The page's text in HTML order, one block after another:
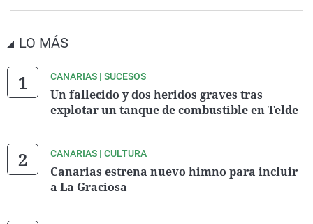
LO MÁS
CANARIAS | SUCESOS
Un fallecido y dos heridos graves tras
explotar un tanque de combustible en Telde
CANARIAS | CULTURA
Canarias estrena nuevo himno para incluir
a La Graciosa